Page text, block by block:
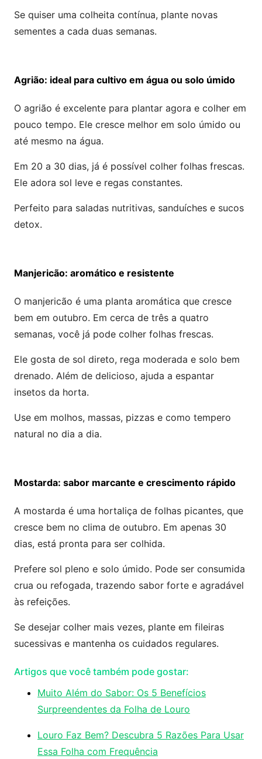
Se quiser uma colheita contínua, plante novas
sementes a cada duas semanas.
Agrião: ideal para cultivo em água ou solo úmido
O agrião é excelente para plantar agora e colher em
pouco tempo. Ele cresce melhor em solo úmido ou
até mesmo na água.
Em 20 a 30 dias, já é possível colher folhas frescas.
Ele adora sol leve e regas constantes.
Perfeito para saladas nutritivas, sanduíches e sucos
detox.
Manjericão: aromático e resistente
O manjericão é uma planta aromática que cresce
bem em outubro. Em cerca de três a quatro
semanas, você já pode colher folhas frescas.
Ele gosta de sol direto, rega moderada e solo bem
drenado. Além de delicioso, ajuda a espantar
insetos da horta.
Use em molhos, massas, pizzas e como tempero
natural no dia a dia.
Mostarda: sabor marcante e crescimento rápido
A mostarda é uma hortaliça de folhas picantes, que
cresce bem no clima de outubro. Em apenas 30
dias, está pronta para ser colhida.
Prefere sol pleno e solo úmido. Pode ser consumida
crua ou refogada, trazendo sabor forte e agradável
às refeições.
Se desejar colher mais vezes, plante em fileiras
sucessivas e mantenha os cuidados regulares.
Artigos que você também pode gostar:
Muito Além do Sabor: Os 5 Benefícios
Surpreendentes da Folha de Louro
Louro Faz Bem? Descubra 5 Razões Para Usar
Essa Folha com Frequência